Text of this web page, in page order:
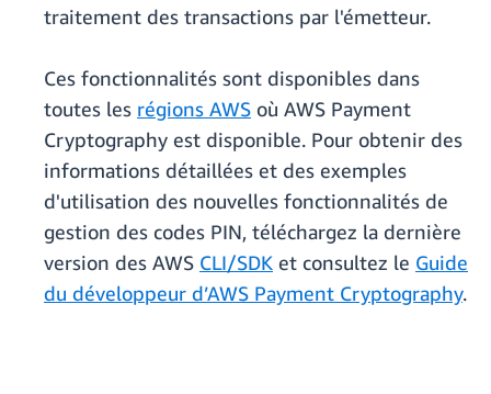
traitement des transactions par l'émetteur.
Ces fonctionnalités sont disponibles dans
toutes les régions AWS où AWS Payment
Cryptography est disponible. Pour obtenir des
informations détaillées et des exemples
d'utilisation des nouvelles fonctionnalités de
gestion des codes PIN, téléchargez la dernière
version des AWS CLI/SDK et consultez le Guide
du développeur d’AWS Payment Cryptography.